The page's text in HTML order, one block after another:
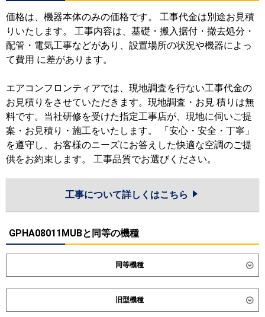
価格は、機器本体のみの価格です。 工事代金は別途お見積
りいたします。 工事内容は、基礎・搬入据付・撤去処分・
配管・電気工事などがあり、設置場所の状況や機器によっ
て費用 に差があります。
エアコンフロンティアでは、現地調査を行ない工事代金の
お見積りをさせていただきます。現地調査・お見 積りは無
料です。当社研修を受けた指定工事店が、現地に伺いご提
案・お見積り・施工をいたします。 「安心・安全・丁寧」
を遵守し、お客様のニーズにお答えした快適な空調のご提
供をお約束します。 工事品質でお選びください。
工事について詳しくはこちら
GPHA08011MUBと同等の機種
同等機種
ダイキン SZRH80CT SZRH80CNT
SZRHU80CT
旧型機種